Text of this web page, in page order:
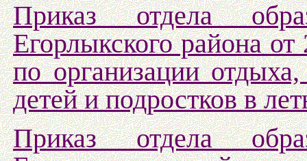
Приказ отдела
Егорлыкского района
по организации
детей и подростков в
Приказ отдела